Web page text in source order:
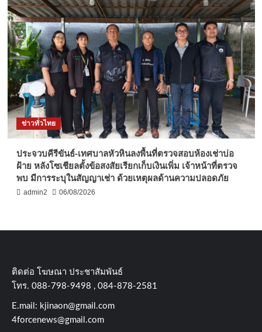
ข่าวทั่วไทย
ประจวบคีรีขันธ์-เทศบาลหัวหินลงพื้นที่ตรวจสอบห้องเช่าบ่อ
ฝ้าย หลังโซเชียลตั้งข้อสงสัยเรียกเก็บเงินเพิ่ม เจ้าหน้าที่ตรวจ
พบ มีการระบุในสัญญาเช่า ด้วยเหตุผลด้านความปลอดภัย
admin2 06/08/2026
ติดต่อ​ โฆษณา​ ประชาสัมพันธ์
โทร​. 088-798-9498 , 084-878-2581
E.mail: kjinaon@gmail.com
4forcenews@gmail.com